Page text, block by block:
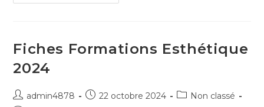
Fiches Formations Esthétique
2024
admin4878 22 octobre 2024
Non classé